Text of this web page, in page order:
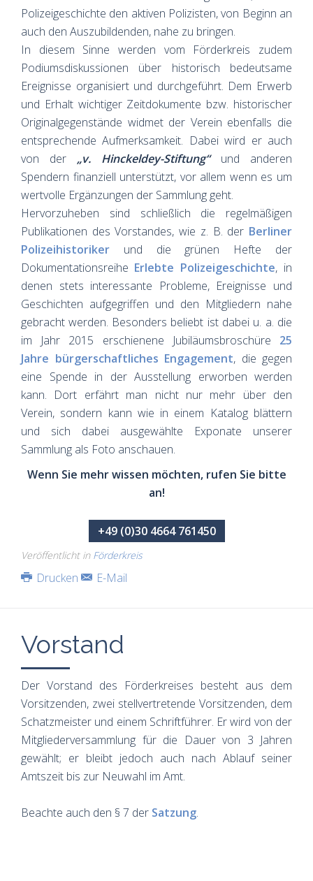
Polizeigeschichte den aktiven Polizisten, von Beginn an
auch den Auszubildenden, nahe zu bringen.
In diesem Sinne werden vom Förderkreis zudem
Podiumsdiskussionen über historisch bedeutsame
Ereignisse organisiert und durchgeführt. Dem Erwerb
und Erhalt wichtiger Zeitdokumente bzw. historischer
Originalgegenstände widmet der Verein ebenfalls die
entsprechende Aufmerksamkeit. Dabei wird er auch
von der „v. Hinckeldey-Stiftung“und anderen
Spendern finanziell unterstützt, vor allem wenn es um
wertvolle Ergänzungen der Sammlung geht.
Hervorzuheben sind schließlich die regelmäßigen
Publikationen des Vorstandes, wie z. B. der Berliner
Polizeihistoriker und die grünen Hefte der
Dokumentationsreihe Erlebte Polizeigeschichte, in
denen stets interessante Probleme, Ereignisse und
Geschichten aufgegriffen und den Mitgliedern nahe
gebracht werden. Besonders beliebt ist dabei u. a. die
im Jahr 2015 erschienene Jubiläumsbroschüre 25
Jahre bürgerschaftliches Engagement, die gegen
eine Spende in der Ausstellung erworben werden
kann. Dort erfährt man nicht nur mehr über den
Verein, sondern kann wie in einem Katalog blättern
und sich dabei ausgewählte Exponate unserer
Sammlung als Foto anschauen.
Wenn Sie mehr wissen möchten, rufen Sie bitte
an!
+49 (0)30 4664 761450
Veröffentlicht in Förderkreis
Drucken E-Mail
Vorstand
Der Vorstand des Förderkreises besteht aus dem
Vorsitzenden, zwei stellvertretende Vorsitzenden, dem
Schatzmeister und einem Schriftführer. Er wird von der
Mitgliederversammlung für die Dauer von 3 Jahren
gewählt; er bleibt jedoch auch nach Ablauf seiner
Amtszeit bis zur Neuwahl im Amt.
Beachte auch den § 7 der Satzung.